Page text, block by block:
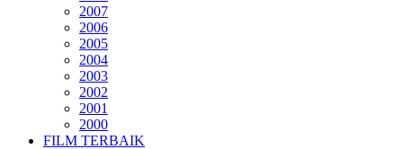
2007
2006
2005
2004
2003
2002
2001
2000
FILM TERBAIK